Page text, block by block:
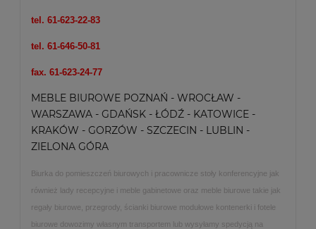
tel. 61-623-22-83
tel. 61-646-50-81
fax. 61-623-24-77
MEBLE BIUROWE POZNAŃ - WROCŁAW -
WARSZAWA - GDAŃSK - ŁÓDŹ - KATOWICE -
KRAKÓW - GORZÓW - SZCZECIN - LUBLIN -
ZIELONA GÓRA
Biurka do pomieszczeń biurowych i pracownicze stoły konferencyjne jak
również lady recepcyjne i meble gabinetowe oraz meble biurowe takie jak
regały biurowe, przegrody, ścianki biurowe modułowe kontenerki i fotele
biurowe dowozimy własnym transportem lub wysyłamy spedycją na